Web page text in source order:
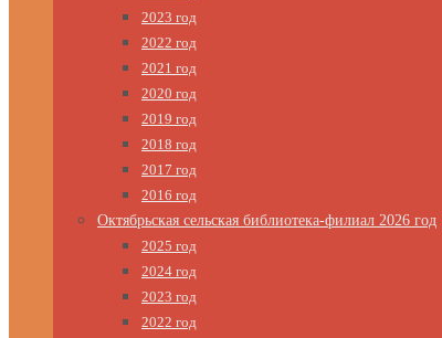
2023 год
2022 год
2021 год
2020 год
2019 год
2018 год
2017 год
2016 год
Октябрьская сельская библиотека-филиал 2026 год
2025 год
2024 год
2023 год
2022 год